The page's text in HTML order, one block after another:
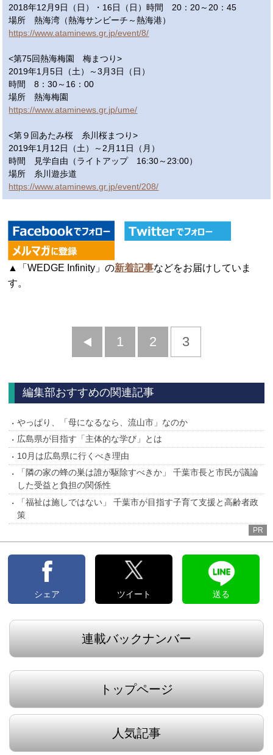
2018年12月9日（日）・16日（日）時間 20：20～20：45
場所 熱海湾（熱海サンビーチ～熱海港）
https://www.ataminews.gr.jp/event/8/
<第75回熱海梅園 梅まつり>
2019年1月5日（土）～3月3日（日）
時間 8：30～16：00
場所 熱海梅園
https://www.ataminews.gr.jp/ume/
<第９回あたみ桜 糸川桜まつり>
2019年1月12日（土）～2月11日（月）
時間 見学自由（ライトアップ 16:30～23:00）
場所 糸川遊歩道
https://www.ataminews.gr.jp/event/208/
▲「WEDGE Infinity」の新着記事などをお届けしていま
す。
前
1 2 3
編集部おすすめの関連記事
やっぱり、「母になるなら、流山市」なのか
広島県が目指す「主体的な学び」とは
10月は広島県に行くべき理由
「隣の家の蜂の巣は誰が駆除すべきか」 千葉市長と市民が議論
した受益と負担の関係性
「福祉は施しではない」 千葉市が目指す子育て支援と高齢者政
策
PR
シェア ツイート 送る
連載バックナンバー
トップページ
人気記事